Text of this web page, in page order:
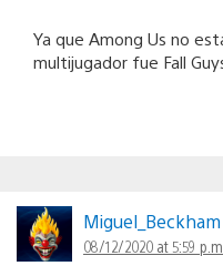
Ya que Among Us no
multijugador fue Fall
Miguel_Beckham
08/12/2020 at 5:59 p.m.